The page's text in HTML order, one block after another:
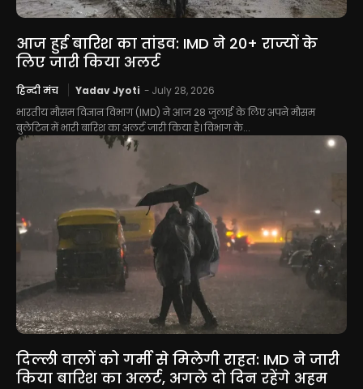
आज हुई बारिश का तांडव: IMD ने 20+ राज्यों के
लिए जारी किया अलर्ट
हिन्दी मंच Yadav Jyoti - July 28, 2026
भारतीय मौसम विज्ञान विभाग (IMD) ने आज 28 जुलाई के लिए अपने मौसम
बुलेटिन में भारी बारिश का अलर्ट जारी किया है। विभाग के...
दिल्ली वालों को गर्मी से मिलेगी राहत: IMD ने जारी
किया बारिश का अलर्ट, अगले दो दिन रहेंगे अहम